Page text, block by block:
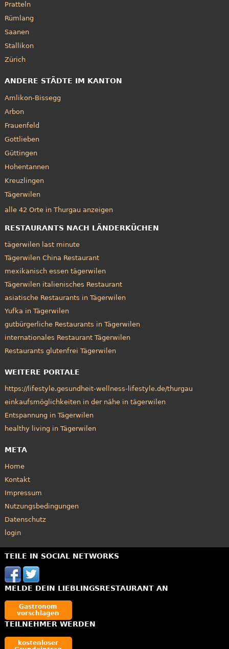
Pratteln
Rümlang
Saanen
Stallikon
Zürich
ANDERE STÄDTE IM KANTON
Amlikon-Bissegg
Arbon
Frauenfeld
Gottlieben
Güttingen
Hohentannen
Kreuzlingen
Tägerwilen
alle 42 Orte in Thurgau anzeigen
RESTAURANTS NACH LÄNDERKÜCHEN
tägerwilen last minute
Tägerwilen China Restaurant
mexikanisch essen tägerwilen
Tägerwilen italienisches Restaurant
asiatische Restaurants in Tägerwilen
Yufka in Tägerwilen
gutbürgerliche Restaurants in Tägerwilen
internationales Restaurant Tägerwilen
Restaurants glutenfrei Tägerwilen
WEITERE PORTALE
https://lifestyle.gesundheit-wellness-lifestyle.de/thurgau
einkaufsmöglichkeiten in der nähe in tägerwilen
Entspannung in Tägerwilen
healthy living in Tägerwilen
META
Home
Kontakt
Impressum
Nutzungsbedingungen
Datenschutz
login
TEILE IN SOCIAL NETWORKS
MELDE DEIN LIEBLINGSRESTAURANT AN
Gastronom
vorschlagen
TEILNEHMER WERDEN
kostenloser